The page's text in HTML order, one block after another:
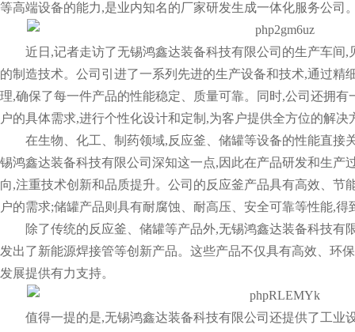
等高端设备的能力,是业内知名的厂家研发生成一体化服务公司
近日,记者走访了无锡鸿鑫达装备科技有限公司的生产车间
的制造技术。公司引进了一系列先进的生产设备和技术,通过精
理,确保了每一件产品的性能稳定、质量可靠。同时,公司还拥
户的具体需求,进行个性化设计和定制,为客户提供全方位的解决
在生物、化工、制药领域,反应釜、储罐等设备的性能直接
锡鸿鑫达装备科技有限公司深知这一点,因此在产品研发和生产
向,注重技术创新和品质提升。公司的反应釜产品具有高效、节
户的需求;储罐产品则具有耐腐蚀、耐高压、安全可靠等性能,
除了传统的反应釜、储罐等产品外,无锡鸿鑫达装备科技有
发出了新能源焊接管等创新产品。这些产品不仅具有高效、环
发展提供有力支持。
值得一提的是,无锡鸿鑫达装备科技有限公司还提供了工业